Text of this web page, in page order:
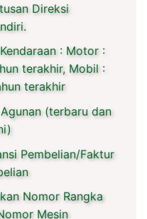
Direksi
: Motor :
terakhir, Mobil :
terakhir
(terbaru dan
Pembelian/Faktur
Nomor Rangka
Mesin